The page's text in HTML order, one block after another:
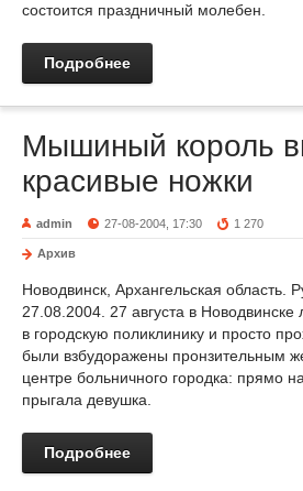
состоится праздничный молебен.
Подробнее
Мышиный король
красивые ножки
admin 27-08-2004, 17:30 1 270
Архив
Новодвинск, Архангельская область.
27.08.2004. 27 августа в
в городскую поликлинику и просто
были взбудоражены пронзительным
центре больничного городка: прямо
прыгала девушка.
Подробнее